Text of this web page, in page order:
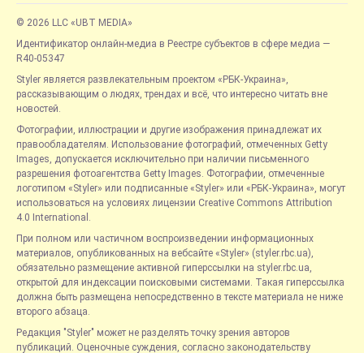
© 2026 LLC «UBT MEDIA»
Идентификатор онлайн-медиа в Реестре субъектов в сфере медиа —
R40-05347
Styler является развлекательным проектом «РБК-Украина»,
рассказывающим о людях, трендах и всё, что интересно читать вне
новостей.
Фотографии, иллюстрации и другие изображения принадлежат их
правообладателям. Использование фотографий, отмеченных Getty
Images, допускается исключительно при наличии письменного
разрешения фотоагентства Getty Images. Фотографии, отмеченные
логотипом «Styler» или подписанные «Styler» или «РБК-Украина», могут
использоваться на условиях лицензии Creative Commons Attribution
4.0 International.
При полном или частичном воспроизведении информационных
материалов, опубликованных на вебсайте «Styler» (styler.rbc.ua),
обязательно размещение активной гиперссылки на styler.rbc.ua,
открытой для индексации поисковыми системами. Такая гиперссылка
должна быть размещена непосредственно в тексте материала не ниже
второго абзаца.
Редакция "Styler" может не разделять точку зрения авторов
публикаций. Оценочные суждения, согласно законодательству